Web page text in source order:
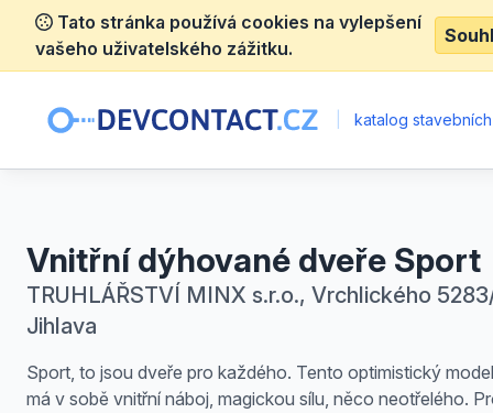
Tato stránka používá cookies na vylepšení
vašeho uživatelského zážitku.
katalog
Vnitřní dýhované dveře Sport
TRUHLÁŘSTVÍ MINX s.r.o., Vrchlického
Jihlava
Sport, to jsou dveře pro každého. Tento optimistický
má v sobě vnitřní náboj, magickou sílu, něco neotřelého.